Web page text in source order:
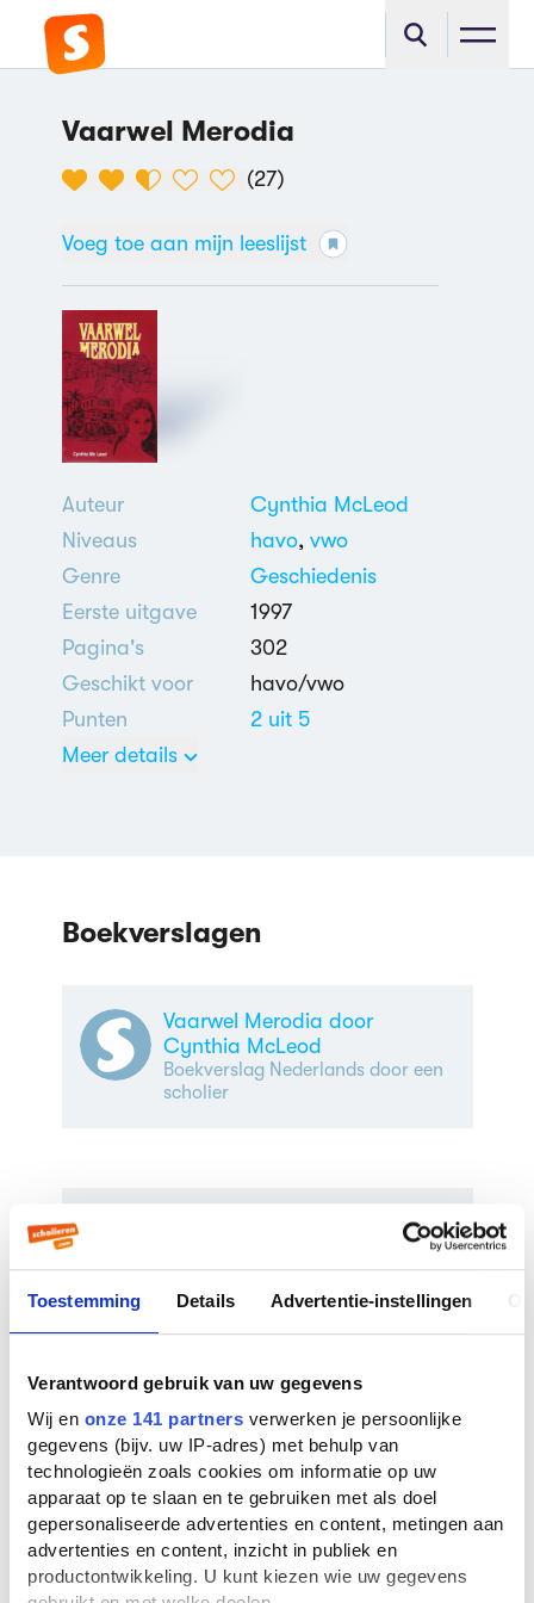
Toestemming Details Advertentie-instellingen
Verantwoord gebruik van uw gegevens
Wij en onze 141 partners verwerken je persoonlijke
gegevens (bijv. uw IP-adres) met behulp van
technologieën zoals cookies om informatie op uw
apparaat op te slaan en te gebruiken met als doel
gepersonaliseerde advertenties en content, metingen aan
advertenties en content, inzicht in publiek en
productontwikkeling. U kunt kiezen wie uw gegevens
Vaarwel Merodia
(27)
Voeg toe aan mijn leeslijst
Auteur
Cynthia McLeod
Niveaus
havo, vwo
Genre
Geschiedenis
Eerste uitgave
1997
Pagina's
302
Geschikt voor
havo/vwo
Punten
2 uit 5
Meer details
Boekverslagen
Vaarwel Merodia door
Cynthia McLeod
Boekverslag Nederlands door een
scholier
Veelgestelde vragen over
Vaarwel Merodia
Cynthia McLeod. Cynthia McLeod is nu 89
bekend bij ons. De bekendste boeken van
deze auteur zijnHoe duur was de suiker?
(1987), Herinneringen aan Mariënburg(1998)
enTutuba, het meisje van het slavenschip
Leusden(2015).
In welk jaar is Vaarwel Merodia